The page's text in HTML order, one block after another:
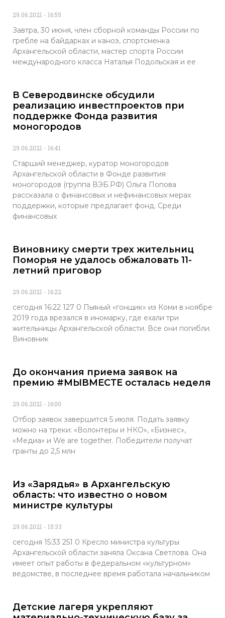
29.06.2021 16:55
Завтра, 30 июня, член сборной команды России по
гребле на байдарках и каноэ, спортсменка
Архангельской области, мастер спорта России
международного класса Наталья Подольская и ее
В Северодвинске обсудили
реализацию инвестпроектов при
поддержке Фонда развития
моногородов
29.06.2021 16:41
Старший менеджер, куратор моногородов
Архангельской области в Фонде развития
моногородов (группа ВЭБ.РФ) Ольга Попова
рассказала о финансовых и нефинансовых мерах
поддержки, которые предлагает фонд. Среди
финансовых
Виновнику смерти трех жительниц
Поморья не удалось обжаловать 11-
летний приговор
29.06.2021 16:22
сегодня 16:22 127 0 Пьяный «гонщик» из Коми в ноябре
2019 года врезался в иномарку, где ехали три
жительницы Архангельской области. Все они погибли.
Виновник
До окончания приема заявок на
премию #МЫВМЕСТЕ осталась неделя
29.06.2021 16:00
Отбор заявок завершится 5 июля. Подать заявку
можно на треки: «Волонтеры и НКО», «Бизнес»,
«Медиа» и We are together. Победители получат
гранты до 2,5 млн
Из «Зарядья» в Архангельскую
область: что известно о новом
министре культуры
29.06.2021 15:33
сегодня 15:33 251 0 Кресло министра культуры
Архангельской области заняла Оксана Светлова. Она
имеет опыт работы в федеральном «культурном»
ведомстве, в последнее время работала начальником
Детские лагеря укрепляют